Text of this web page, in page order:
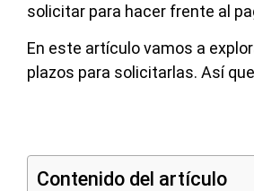
solicitar para hacer frente al
En este artículo vamos a
plazos para solicitarlas. Así
Contenido del artículo